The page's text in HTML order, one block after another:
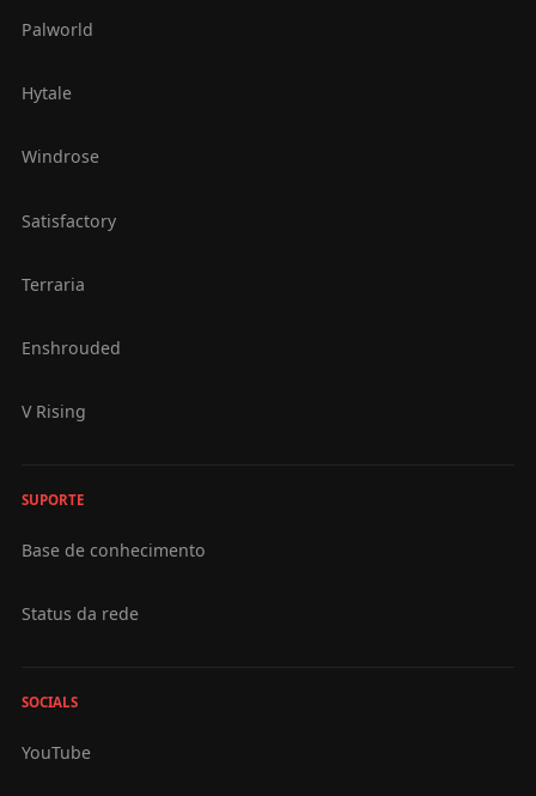
Palworld
Hytale
Windrose
Satisfactory
Terraria
Enshrouded
V Rising
SUPORTE
Base de conhecimento
Status da rede
SOCIALS
YouTube